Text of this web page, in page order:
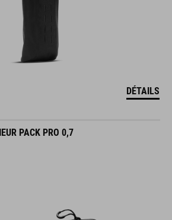
DÉTAILS
PACK PRO 0,7